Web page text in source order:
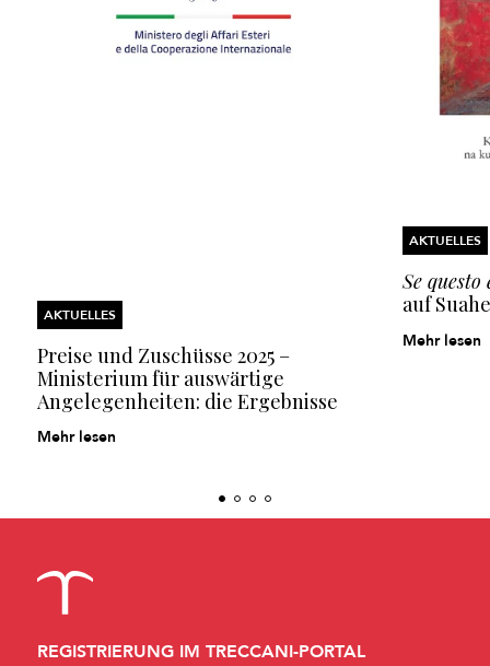
AKTUELLES
Preise und Zuschüsse 2025 –
Ministerium für auswärtige
Angelegenheiten: die Ergebnisse
Mehr lesen
AKTUELLES
Se
auf
Mehr lesen
REGISTRIERUNG IM TRECCANI-PORTAL